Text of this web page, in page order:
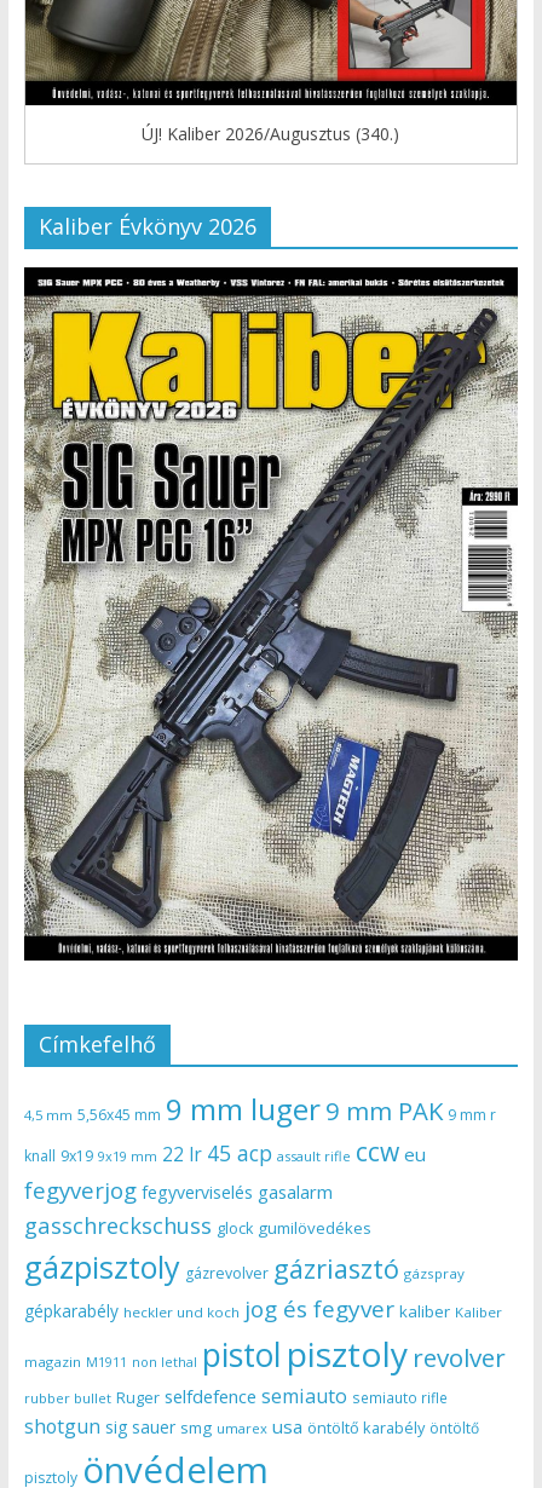
ÚJ! Kaliber 2026/Augusztus (340.)
Kaliber Évkönyv 2026
Címkefelhő
4,5 mm 5,56x45 mm 9 mm luger9 mm PAK 9 mm r
knall 9x19 9x19 mm 22 lr 45 acp assault rifle ccw eu
fegyverjog fegyverviselés gasalarm
gasschreckschuss glock gumilövedékes
gázpisztoly gázrevolver gázriasztó gázspray
gépkarabély heckler und koch jog és fegyver kaliber Kaliber
magazin M1911 non lethal pistol pisztoly revolver
rubber bullet Ruger selfdefence semiauto semiauto rifle
shotgun sig sauer smg umarex usa öntöltő karabély öntöltő
pisztoly önvédelem